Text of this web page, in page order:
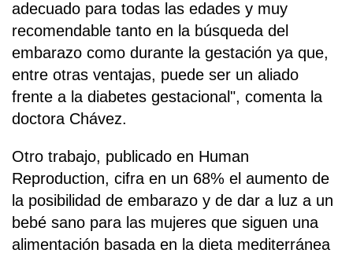
adecuado para todas las edades y muy
recomendable tanto en la búsqueda del
embarazo como durante la gestación ya que,
entre otras ventajas, puede ser un aliado
frente a la diabetes gestacional", comenta la
doctora Chávez.
Otro trabajo, publicado en Human
Reproduction, cifra en un 68% el aumento de
la posibilidad de embarazo y de dar a luz a un
bebé sano para las mujeres que siguen una
alimentación basada en la dieta mediterránea